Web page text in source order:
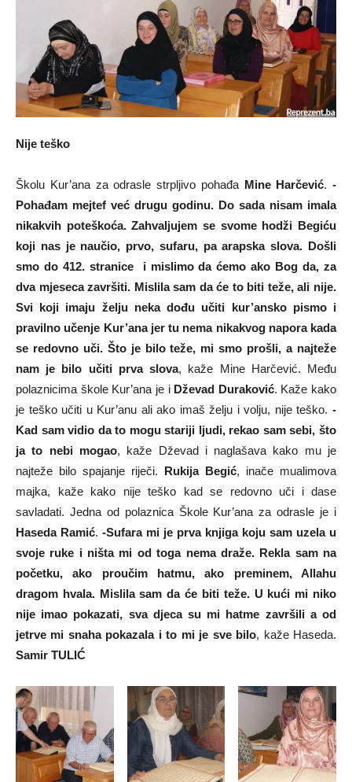
Nije teško
Školu Kur’ana za odrasle strpljivo pohađa Mine Harčević. -
Pohađam mejtef već drugu godinu. Do sada nisam imala
nikakvih poteškoća. Zahvaljujem se svome hodži Begiću
koji nas je naučio, prvo, sufaru, pa arapska slova. Došli
smo do 412. stranice i mislimo da ćemo ako Bog da, za
dva mjeseca završiti. Mislila sam da će to biti teže, ali nije.
Svi koji imaju želju neka dođu učiti kur’ansko pismo i
pravilno učenje Kur’ana jer tu nema nikakvog napora kada
se redovno uči. Što je bilo teže, mi smo prošli, a najteže
nam je bilo učiti prva slova, kaže Mine Harčević. Među
polaznicima škole Kur’ana je i Dževad Duraković. Kaže kako
je teško učiti u Kur’anu ali ako imaš želju i volju, nije teško. -
Kad sam vidio da to mogu stariji ljudi, rekao sam sebi, što
ja to nebi mogao, kaže Dževad i naglašava kako mu je
najteže bilo spajanje riječi. Rukija Begić, inače mualimova
majka, kaže kako nije teško kad se redovno uči i dase
savladati. Jedna od polaznica Škole Kur’ana za odrasle je i
Haseda Ramić. -Sufara mi je prva knjiga koju sam uzela u
svoje ruke i ništa mi od toga nema draže. Rekla sam na
početku, ako proučim hatmu, ako preminem, Allahu
dragom hvala. Mislila sam da će biti teže. U kući mi niko
nije imao pokazati, sva djeca su mi hatme završili a od
jetrve mi snaha pokazala i to mi je sve bilo, kaže Haseda.
Samir TULIĆ